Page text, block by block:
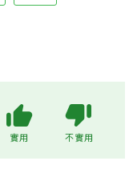
實用 不實用